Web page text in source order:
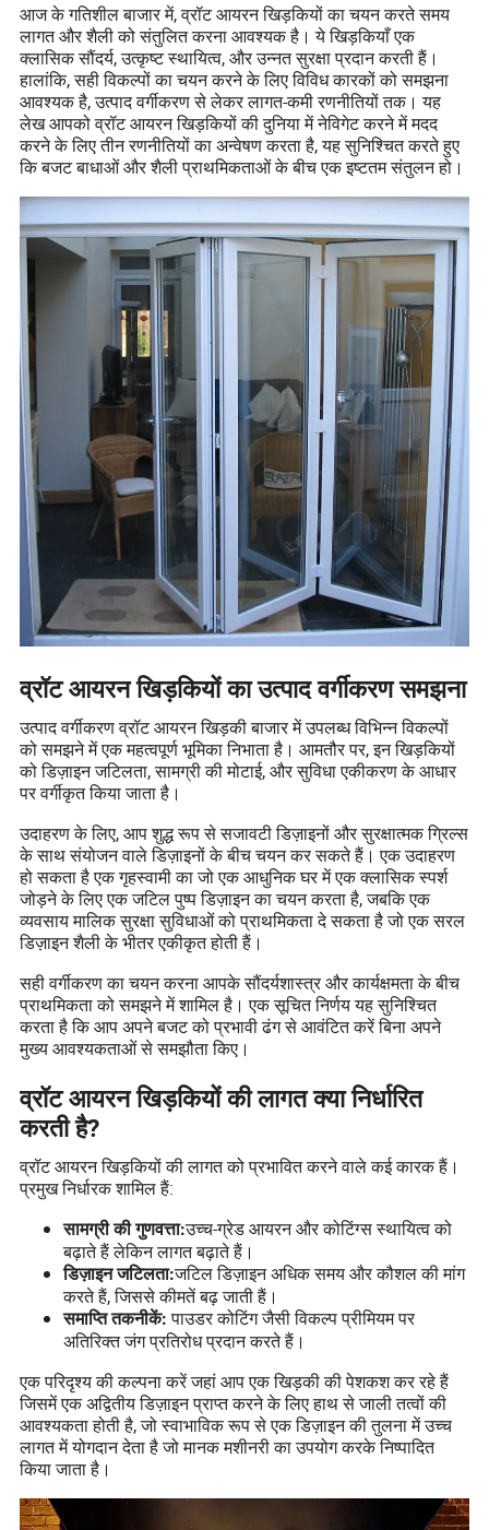
आज के गतिशील बाजार में, व्रॉट आयरन खिड़कियों का चयन करते समय
लागत और शैली को संतुलित करना आवश्यक है। ये खिड़कियाँ एक
क्लासिक सौंदर्य, उत्कृष्ट स्थायित्व, और उन्नत सुरक्षा प्रदान करती हैं।
हालांकि, सही विकल्पों का चयन करने के लिए विविध कारकों को समझना
आवश्यक है, उत्पाद वर्गीकरण से लेकर लागत-कमी रणनीतियों तक। यह
लेख आपको व्रॉट आयरन खिड़कियों की दुनिया में नेविगेट करने में मदद
करने के लिए तीन रणनीतियों का अन्वेषण करता है, यह सुनिश्चित करते हुए
कि बजट बाधाओं और शैली प्राथमिकताओं के बीच एक इष्टतम संतुलन हो।
व्रॉट आयरन खिड़कियों का उत्पाद वर्गीकरण समझना
उत्पाद वर्गीकरण व्रॉट आयरन खिड़की बाजार में उपलब्ध विभिन्न विकल्पों
को समझने में एक महत्वपूर्ण भूमिका निभाता है। आमतौर पर, इन खिड़कियों
को डिज़ाइन जटिलता, सामग्री की मोटाई, और सुविधा एकीकरण के आधार
पर वर्गीकृत किया जाता है।
उदाहरण के लिए, आप शुद्ध रूप से सजावटी डिज़ाइनों और सुरक्षात्मक ग्रिल्स
के साथ संयोजन वाले डिज़ाइनों के बीच चयन कर सकते हैं। एक उदाहरण
हो सकता है एक गृहस्वामी का जो एक आधुनिक घर में एक क्लासिक स्पर्श
जोड़ने के लिए एक जटिल पुष्प डिज़ाइन का चयन करता है, जबकि एक
व्यवसाय मालिक सुरक्षा सुविधाओं को प्राथमिकता दे सकता है जो एक सरल
डिज़ाइन शैली के भीतर एकीकृत होती हैं।
सही वर्गीकरण का चयन करना आपके सौंदर्यशास्त्र और कार्यक्षमता के बीच
प्राथमिकता को समझने में शामिल है। एक सूचित निर्णय यह सुनिश्चित
करता है कि आप अपने बजट को प्रभावी ढंग से आवंटित करें बिना अपने
मुख्य आवश्यकताओं से समझौता किए।
व्रॉट आयरन खिड़कियों की लागत क्या निर्धारित
करती है?
व्रॉट आयरन खिड़कियों की लागत को प्रभावित करने वाले कई कारक हैं।
प्रमुख निर्धारक शामिल हैं:
सामग्री की गुणवत्ता:उच्च-ग्रेड आयरन और कोटिंग्स स्थायित्व को
बढ़ाते हैं लेकिन लागत बढ़ाते हैं।
डिज़ाइन जटिलता:जटिल डिज़ाइन अधिक समय और कौशल की मांग
करते हैं, जिससे कीमतें बढ़ जाती हैं।
समाप्ति तकनीकें: पाउडर कोटिंग जैसी विकल्प प्रीमियम पर
अतिरिक्त जंग प्रतिरोध प्रदान करते हैं।
एक परिदृश्य की कल्पना करें जहां आप एक खिड़की की पेशकश कर रहे हैं
जिसमें एक अद्वितीय डिज़ाइन प्राप्त करने के लिए हाथ से जाली तत्वों की
आवश्यकता होती है, जो स्वाभाविक रूप से एक डिज़ाइन की तुलना में उच्च
लागत में योगदान देता है जो मानक मशीनरी का उपयोग करके निष्पादित
किया जाता है।